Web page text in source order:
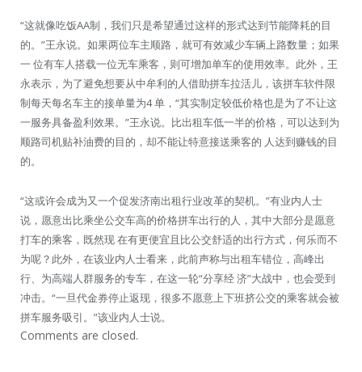
“这就像吃饭AA制，我们只是希望通过这样的形式达到节能降耗的目
的。”王永说。如果两位车主顺路，就可有效减少车辆上路数量；如果
一 位有车人搭载一位无车乘客，则可增加单车的使用效率。此外，王
永表示，为了避免想要从中牟利的人借助拼车拉活儿，该拼车软件限
制每天每名车主的接单量为4 单，“其实制定较低价格也是为了不让这
一服务具备盈利效果。”王永说。比出租车低一半的价格，可以达到为
顺路司机贴补油费的目的，却不能让特意接送乘客的 人达到赚钱的目
的。
“这或许会成为又一个促发济南出租行业改革的契机。”有业内人士
说，愿意出比乘坐公交车高的价格拼车出行的人，其中大部分是愿意
打车的乘客，既然现 在有更便宜且比公交舒适的出行方式，何乐而不
为呢？此外，在该业内人士看来，此前声称与出租车错位，高峰出
行、为高端人群服务的专车，在这一轮“分享经 济”大战中，也会受到
冲击。“一旦代金券停止返现，很多不愿意上下班挤公交的乘客就会被
拼车服务吸引。”该业内人士说。
Comments are closed.